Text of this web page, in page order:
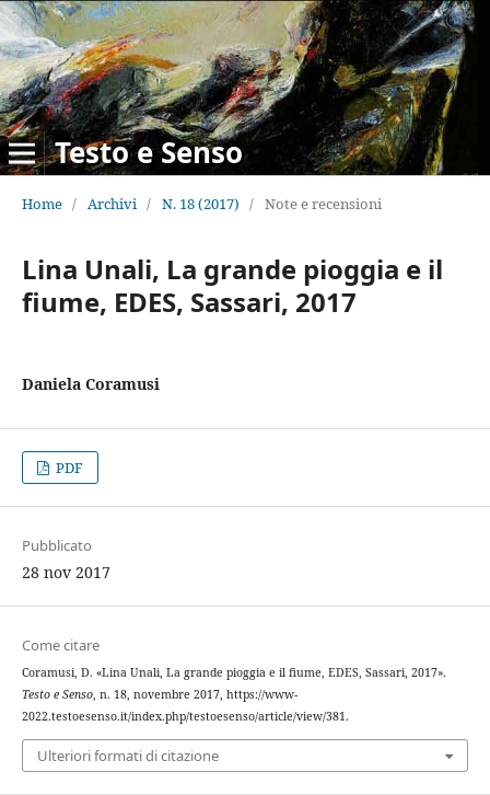
Testo e Senso
Home / Archivi / N. 18 (2017) / Note e recensioni
Lina Unali, La grande pioggia e il
fiume, EDES, Sassari, 2017
Daniela Coramusi
PDF
Pubblicato
28 nov 2017
Come citare
Coramusi, D. «Lina Unali, La grande pioggia e il fiume, EDES, Sassari, 2017».
Testo e Senso, n. 18, novembre 2017, https://www-
2022.testoesenso.it/index.php/testoesenso/article/view/381.
Ulteriori formati di citazione